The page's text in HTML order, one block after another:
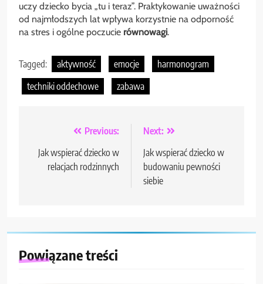
uczy dziecko bycia „tu i teraz”. Praktykowanie uważności
od najmłodszych lat wpływa korzystnie na odporność
na stres i ogólne poczucie równowagi.
Tagged: aktywność emocje
harmonogram
techniki oddechowe
zabawa
Nawigacja
wpisu
Previous:
Jak wspierać dziecko w
relacjach rodzinnych
Next:
Jak wspierać dziecko w
budowaniu pewności
siebie
Powiązane treści